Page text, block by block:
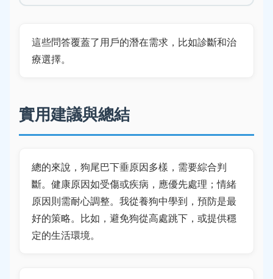
這些問答覆蓋了用戶的潛在需求，比如診斷和治
療選擇。
實用建議與總結
總的來說，狗尾巴下垂原因多樣，需要綜合判
斷。健康原因如受傷或疾病，應優先處理；情緒
原因則需耐心調整。我從養狗中學到，預防是最
好的策略。比如，避免狗從高處跳下，或提供穩
定的生活環境。